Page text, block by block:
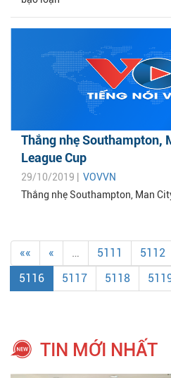
Thắng nhẹ Southampton,
League Cup
29/10/2019 | VOVVN
Thắng nhẹ Southampton, Man
«« « … 5111 5112
5116
5117 5118
TIN MỚI NHẤT